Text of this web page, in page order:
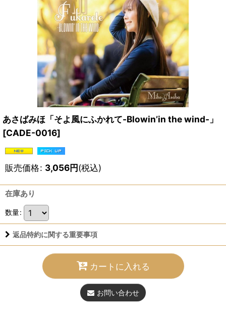
あさばみほ「そよ風にふかれて-Blowin’in the wind-」
[CADE-0016]
販売価格: 3,056円(税込)
在庫あり
数量:
返品特約に関する重要事項
カートに入れる
お問い合わせ